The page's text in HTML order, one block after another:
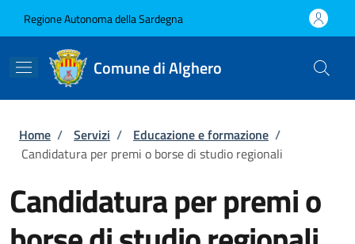
Regione Autonoma della Sardegna
Comune di Alghero
Briciole di pane
Home / Servizi / Educazione e formazione /
Candidatura per premi o borse di studio regionali
Candidatura per premi o